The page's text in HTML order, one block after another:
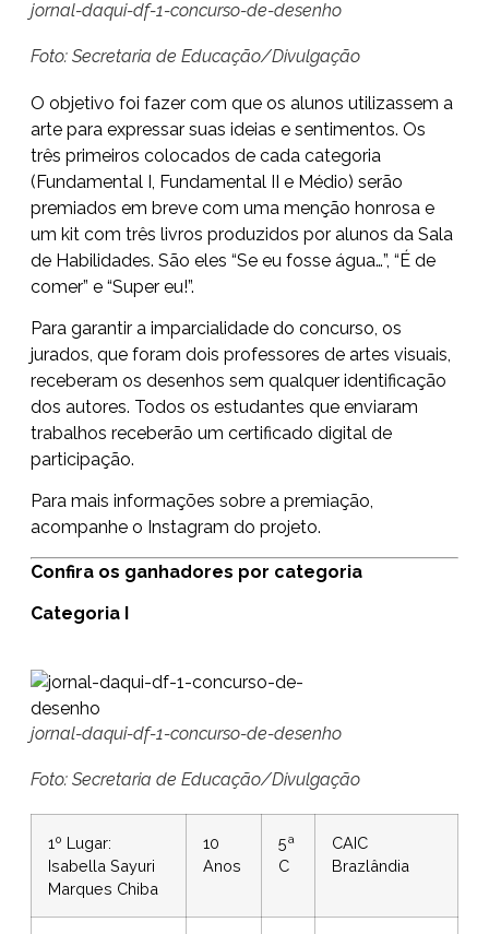
jornal-daqui-df-1-concurso-de-desenho
Foto: Secretaria de Educação/Divulgação
O objetivo foi fazer com que os alunos utilizassem a
arte para expressar suas ideias e sentimentos. Os
três primeiros colocados de cada categoria
(Fundamental I, Fundamental II e Médio) serão
premiados em breve com uma menção honrosa e
um kit com três livros produzidos por alunos da Sala
de Habilidades. São eles “Se eu fosse água…”, “É de
comer” e “Super eu!”.
Para garantir a imparcialidade do concurso, os
jurados, que foram dois professores de artes visuais,
receberam os desenhos sem qualquer identificação
dos autores. Todos os estudantes que enviaram
trabalhos receberão um certificado digital de
participação.
Para mais informações sobre a premiação,
acompanhe o Instagram do projeto.
Confira os ganhadores por categoria
Categoria I
jornal-daqui-df-1-concurso-de-desenho
Foto: Secretaria de Educação/Divulgação
1º Lugar:
Isabella Sayuri
Marques Chiba
10
Anos
5ª
C
CAIC
Brazlândia